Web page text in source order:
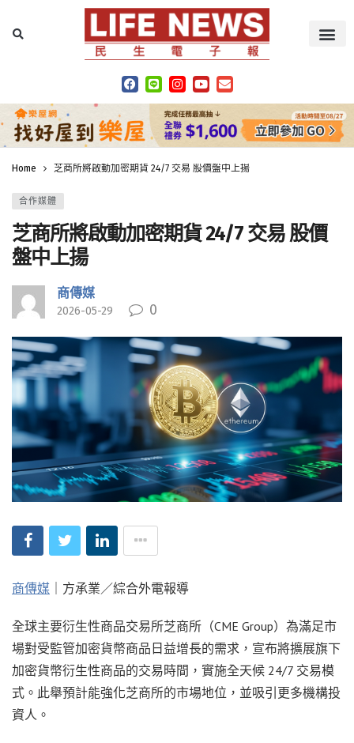
Home 芝商所將啟動加密期貨 24/7 交易 股價盤中上揚
合作媒體
芝商所將啟動加密期貨 24/7 交易 股價
盤中上揚
商傳媒
2026-05-29 0
商傳媒 ｜方承業／綜合外電報導
全球主要衍生性商品交易所芝商所（CME Group）為滿足市
場對受監管加密貨幣商品日益增長的需求，宣布將擴展旗下
加密貨幣衍生性商品的交易時間，實施全天候 24/7 交易模
式。此舉預計能強化芝商所的市場地位，並吸引更多機構投
資人。